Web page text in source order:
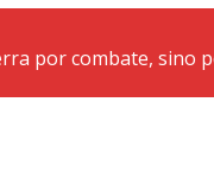
por combate, sino